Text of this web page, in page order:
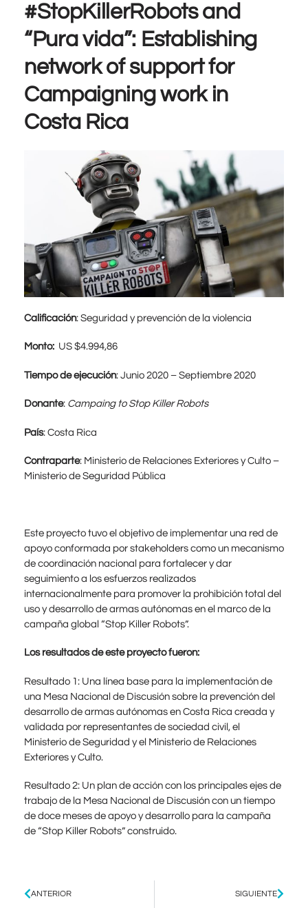
#StopKillerRobots and
“Pura vida”: Establishing
network of support for
Campaigning work in
Costa Rica
Calificación: Seguridad y prevención de la violencia
Monto: US $4.994,86
Tiempo de ejecución: Junio 2020 – Septiembre 2020
Donante: Campaing to Stop Killer Robots
País: Costa Rica
Contraparte: Ministerio de Relaciones Exteriores y Culto –
Ministerio de Seguridad Pública
Este proyecto tuvo el objetivo de implementar una red de
apoyo conformada por stakeholders como un mecanismo
de coordinación nacional para fortalecer y dar
seguimiento a los esfuerzos realizados
internacionalmente para promover la prohibición total del
uso y desarrollo de armas autónomas en el marco de la
campaña global “Stop Killer Robots”.
Los resultados de este proyecto fueron:
Resultado 1: Una línea base para la implementación de
una Mesa Nacional de Discusión sobre la prevención del
desarrollo de armas autónomas en Costa Rica creada y
validada por representantes de sociedad civil, el
Ministerio de Seguridad y el Ministerio de Relaciones
Exteriores y Culto.
Resultado 2: Un plan de acción con los principales ejes de
trabajo de la Mesa Nacional de Discusión con un tiempo
de doce meses de apoyo y desarrollo para la campaña
de “Stop Killer Robots” construido.
ANTERIOR SIGUIENTE